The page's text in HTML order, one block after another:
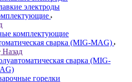
электроды
комплектующие
сварка (MIG-MAG)
Назад
сварка (MIG-
горелки